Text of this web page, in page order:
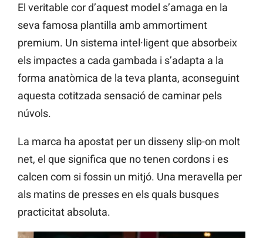
El veritable cor d’aquest model s’amaga en la
seva famosa plantilla amb ammortiment
premium. Un sistema intel·ligent que absorbeix
els impactes a cada gambada i s’adapta a la
forma anatòmica de la teva planta, aconseguint
aquesta cotitzada sensació de caminar pels
núvols.
La marca ha apostat per un disseny slip-on molt
net, el que significa que no tenen cordons i es
calcen com si fossin un mitjó. Una meravella per
als matins de presses en els quals busques
practicitat absoluta.